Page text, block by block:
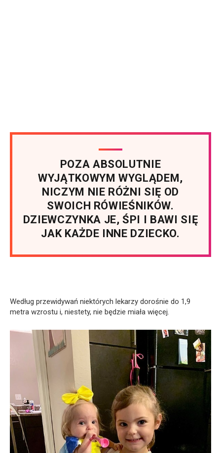
POZA ABSOLUTNIE
WYJĄTKOWYM WYGLĄDEM,
NICZYM NIE RÓŻNI SIĘ OD
SWOICH RÓWIEŚNIKÓW.
DZIEWCZYNKA JE, ŚPI I BAWI SIĘ
JAK KAŻDE INNE DZIECKO.
Według przewidywań niektórych lekarzy dorośnie do 1,9
metra wzrostu i, niestety, nie będzie miała więcej.